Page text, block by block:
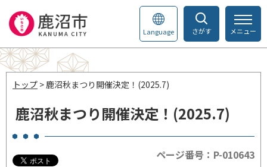
さがす
Language メニュー
トップ > 鹿沼秋まつり開催決定！(2025.7)
鹿沼秋まつり開催決定！(2025.7)
ページ番号：P-010643